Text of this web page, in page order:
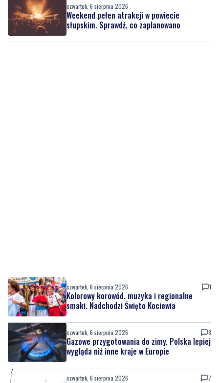
czwartek, 6 sierpnia 2026
Gazowe przygotowania do zimy. Polska lepiej
czwartek, 6 sierpnia 2026 7
Rusza przebudowa ronda. Kierowców czekają